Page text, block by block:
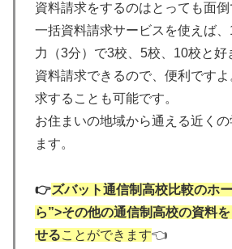
資料請求をするのはとっても面倒
一括資料請求サービスを使えば
力（3分）で3校、5校、10校と好
資料請求できるので、便利です
求することも可能です。
お住まいの地域から通える近く
ます。
👉ズバット通信制高校比較のホ
ら”>その他の通信制高校の資料
せることができます👈